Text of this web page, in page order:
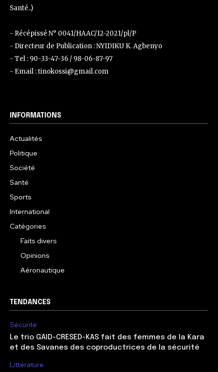
Santé..)
- Récépissé N° 0041/HAAC/12-2021/pl/P
- Directeur de Publication : NYIDIKU K. Agbenyo
- Tel : 90-33-47-36 / 98-06-87-97
- Email : tinokossi@gmail.com
INFORMATIONS
Actualités
Politique
Société
Santé
Sports
International
Catégories
Faits divers
Opinions
Aéronautique
TENDANCES
Sécurité
Le trio GAID-CRESED-KAS fait des femmes de la Kara
et des Savanes des coproductrices de la sécurité
Littérature